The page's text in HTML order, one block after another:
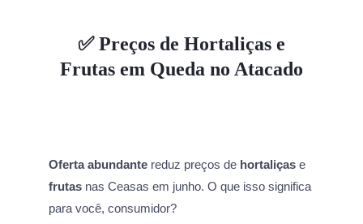
✅ Preços de Hortaliças e
Frutas em Queda no Atacado
Oferta abundante reduz preços de hortaliças e
frutas nas Ceasas em junho. O que isso significa
para você, consumidor?